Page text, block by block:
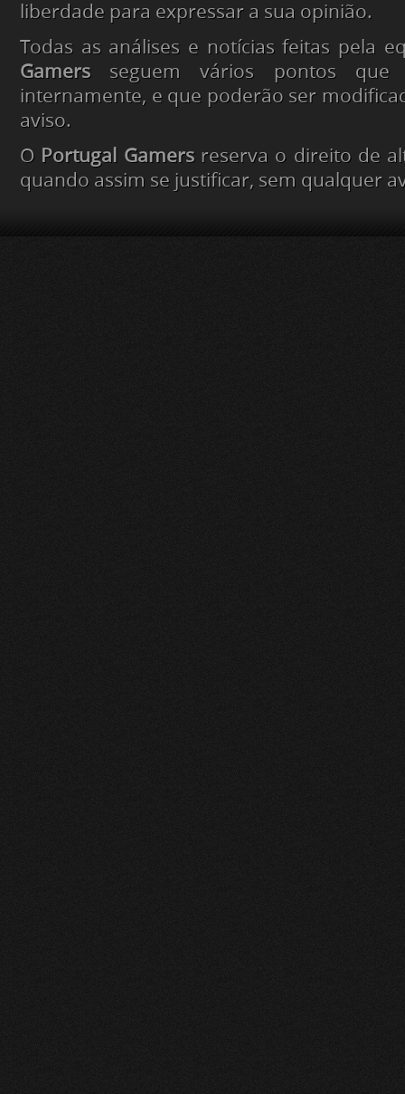
liberdade para expressar a sua opinião.
Todas as análises e notícias feitas pela
Gamersseguem vários pontos que
internamente, e que poderão ser
aviso.
O Portugal Gamersreserva o direito de
quando assim se justificar, sem qualquer